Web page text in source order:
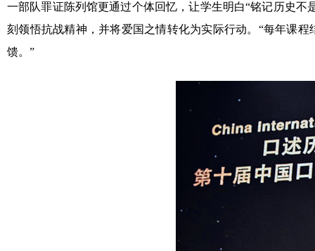
一部队罪证陈列馆更通过个体回忆，让学生明白“铭记历史
刻领悟抗战精神，并将爱国之情转化为实际行动。“每年课
馈。”